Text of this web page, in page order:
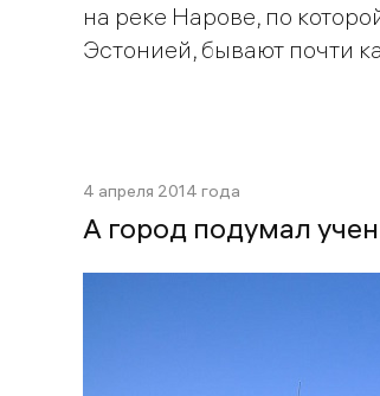
на реке Нарове, по
Эстонией, бывают почти
4 апреля 2014 года
А город подумал